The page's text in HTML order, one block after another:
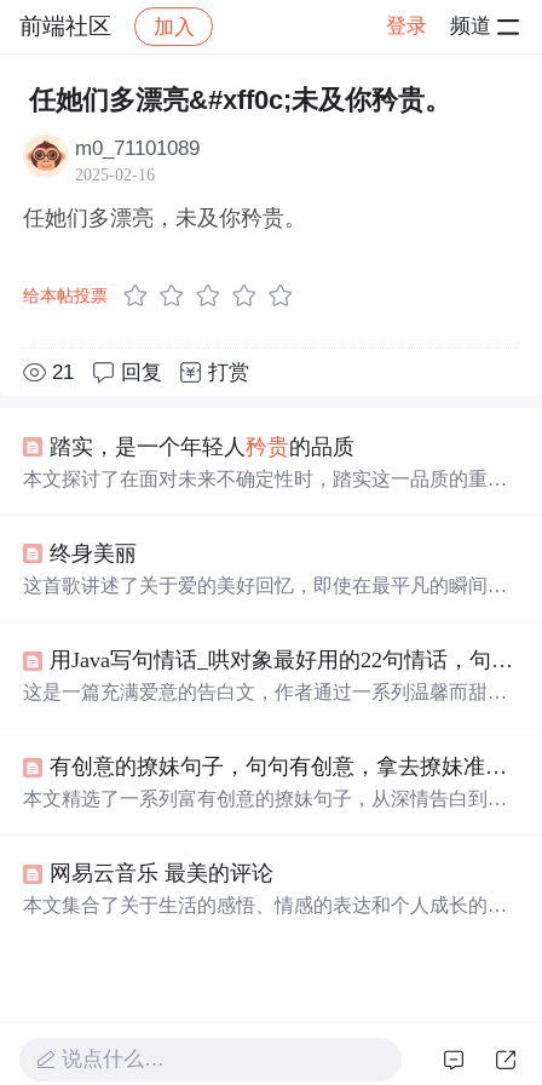
前端社区 加入 登录 频道
社区 前端社区 感慨 帖子详情
任她们多漂亮&#xff0c;未及你矜贵。
m0_71101089
2025-02-16
任她们多漂亮，未及你矜贵。
给本帖投票
21 回复 打赏
踏实，是一个年轻人矜贵的品质
本文探讨了在面对未来不确定性时，踏实这一品质的重要
终身美丽
这首歌讲述了关于爱的美好回忆，即使在最平凡的瞬间也
用Java写句情话_哄对象最好用的22句情话，句句甜到心里
这是一篇充满爱意的告白文，作者通过一系列温馨而甜蜜
意。
有创意的撩妹句子，句句有创意，拿去撩妹准没错！
本文精选了一系列富有创意的撩妹句子，从深情告白到幽
日常生活中的小细节，让人感受到满满的诚意。
网易云音乐 最美的评论
本文集合了关于生活的感悟、情感的表达和个人成长的思
说点什么…